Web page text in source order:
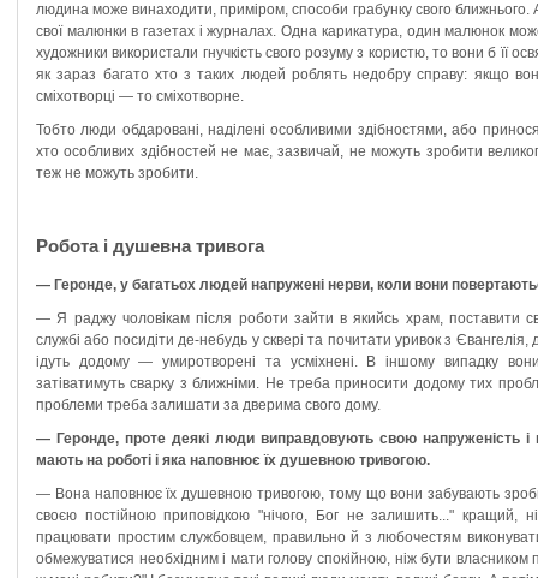
людина може винаходити, приміром, способи грабунку свого ближнього.
свої малюнки в газетах і журналах. Одна карикатура, один малюнок
художники використали гнучкість свого розуму з користю, то вони б її
як зараз багато хто з таких людей роблять недобру справу: якщо
сміхотворці — то сміхотворне.
Тобто люди обдаровані, наділені особливими здібностями, або
хто особливих здібностей не має, зазвичай, не можуть зробити
теж не можуть зробити.
Робота і душевна тривога
— Геронде, у багатьох людей напружені нерви, коли вони
— Я раджу чоловікам після роботи зайти в якийсь храм, поставити
службі або посидіти де-небудь у сквері та почитати уривок з
ідуть додому — умиротворені та усміхнені. В іншому випадку
затіватимуть сварку з ближніми. Не треба приносити додому тих
проблеми треба залишати за дверима свого дому.
— Геронде, проте деякі люди виправдовують свою напруженість і
мають на роботі і яка наповнює їх душевною тривогою.
— Вона наповнює їх душевною тривогою, тому що вони забувають
своєю постійною приповідкою "нічого, Бог не залишить..."
працювати простим службовцем, правильно й з любочестям
обмежуватися необхідним і мати голову спокійною, ніж бути